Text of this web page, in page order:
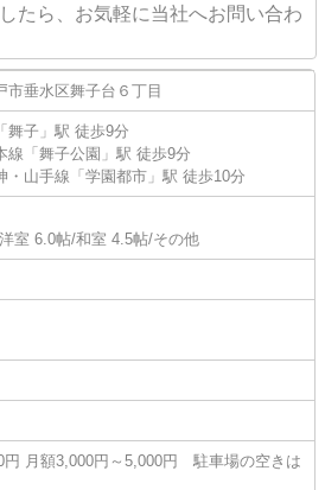
たら、お気軽に当社へお問い合わ
市垂水区舞子台 ６丁目
「 舞子 」駅 徒歩9分
線 「 舞子公園 」駅 徒歩9分
・山手線 「 学園都市 」駅 徒歩10分
洋室 6.0帖/和室 4.5帖/その他
円 月額3,000円～5,000円 駐車場の空きは